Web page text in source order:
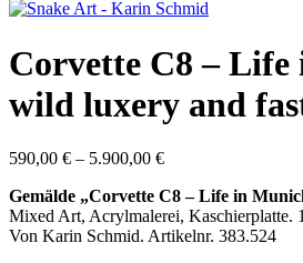
Corvette C8 –
wild luxery and
590,00 € – 5.900,00 €
Gemälde „Corvette C8 – Life in
Mixed Art, Acrylmalerei, Kaschierplatte.
Von Karin Schmid. Artikelnr. 383.524